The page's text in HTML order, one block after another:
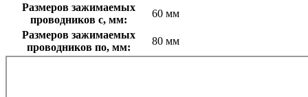
Размеров зажимаемых
проводников с, мм:
60 мм
Размеров зажимаемых
проводников по, мм:
80 мм